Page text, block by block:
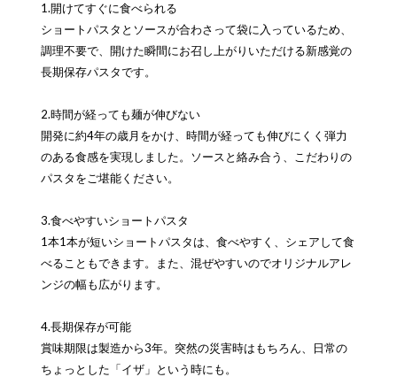
1.開けてすぐに食べられる
ショートパスタとソースが合わさって袋に入っているため、
調理不要で、開けた瞬間にお召し上がりいただける新感覚の
長期保存パスタです。
2.時間が経っても麺が伸びない
開発に約4年の歳月をかけ、時間が経っても伸びにくく弾力
のある食感を実現しました。ソースと絡み合う、こだわりの
パスタをご堪能ください。
3.食べやすいショートパスタ
1本1本が短いショートパスタは、食べやすく、シェアして食
べることもできます。また、混ぜやすいのでオリジナルアレ
ンジの幅も広がります。
4.長期保存が可能
賞味期限は製造から3年。突然の災害時はもちろん、日常の
ちょっとした「イザ」という時にも。